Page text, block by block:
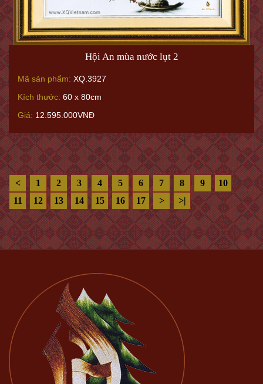
Hội An mùa nước lụt 2
Mã sản phẩm: XQ.3927
Kích thước: 60 x 80cm
Giá: 12.595.000VNĐ
< 1 2 3 4 5 6 7 8 9
10
11
12 13 14 15 16 17 > >|